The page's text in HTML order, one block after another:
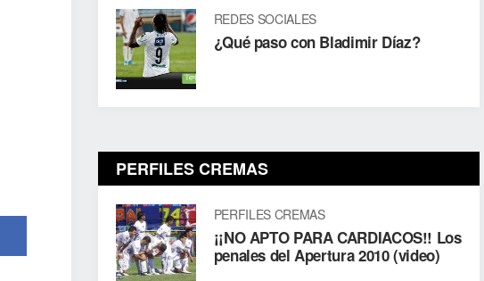
REDES SOCIALES
¿Qué paso con Bladimir Díaz?
PERFILES CREMAS
PERFILES CREMAS
¡¡NO APTO PARA CARDIACOS!! Los
penales del Apertura 2010 (video)